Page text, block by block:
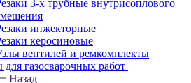
3-х трубные внутрисоплового
инжекторные
керосиновые
вентилей и ремкомплекты
для газосварочных работ
Назад